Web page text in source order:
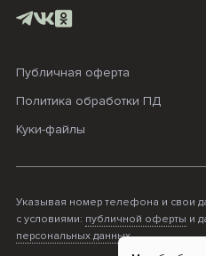
Публичная оферта
Политика обработки ПД
Куки-файлы
Указывая номер телефона и свои
с условиями: публичной оферты и
персональных данных.